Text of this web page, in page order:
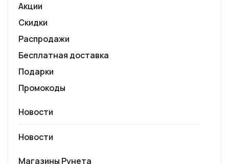
Акции
Скидки
Распродажи
Бесплатная доставка
Подарки
Промокоды
Новости
Новости
Магазины Рунета